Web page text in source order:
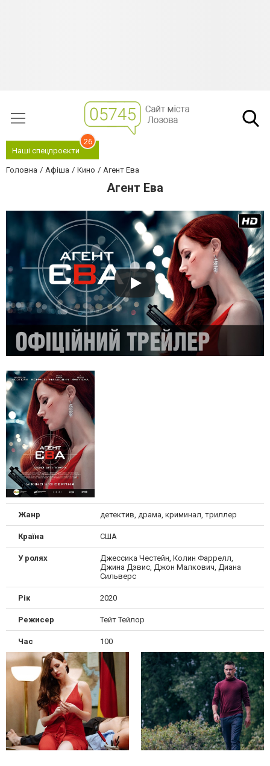
Наші спецпроєкти
26
Головна Афіша Кино Агент Ева
Агент Ева
Жанр детектив, драма, криминал, триллер
Країна США
У ролях
Джессика Честейн, Колин Фаррелл,
Джина Дэвис, Джон Малкович, Диана
Сильверс
Рік 2020
Режисер Тейт Тейлор
Час 100